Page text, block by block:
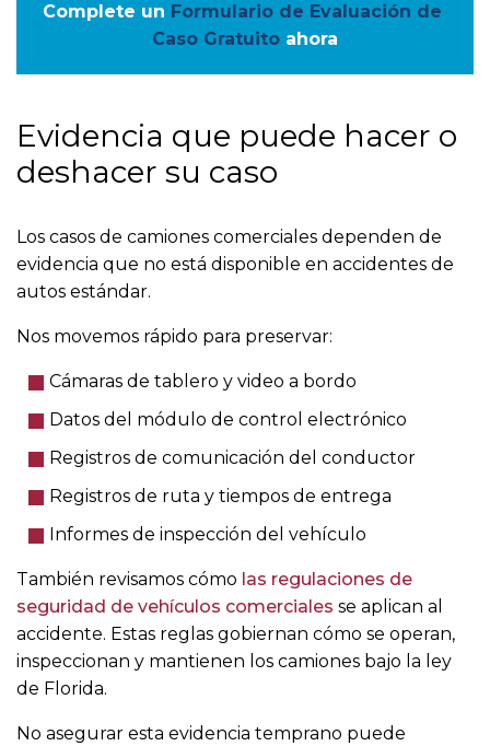
Complete un Formulario de Evaluación de
Caso Gratuito ahora
Evidencia que puede hacer o
deshacer su caso
Los casos de camiones comerciales dependen de
evidencia que no está disponible en accidentes de
autos estándar.
Nos movemos rápido para preservar:
Cámaras de tablero y video a bordo
Datos del módulo de control electrónico
Registros de comunicación del conductor
Registros de ruta y tiempos de entrega
Informes de inspección del vehículo
También revisamos cómo las regulaciones de
seguridad de vehículos comerciales se aplican al
accidente. Estas reglas gobiernan cómo se operan,
inspeccionan y mantienen los camiones bajo la ley
de Florida.
No asegurar esta evidencia temprano puede